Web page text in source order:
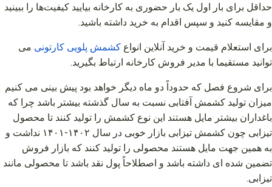
حداقل برای بار اول یک بار حضوری به کارخانه بیایید کیفیت‌ها را ببینید
و مقایسه کنید و سپس اقدام به خرید داشته باشید.
برای استعلام قیمت و خرید آنلاین انواع کشمش پلویی کارتونی می
توانید مستقیما با مدیر فروش کارخانه ارتباط بگیرید.
برای شروع فصل که حدوداً دو ماه دیگر خواهد بود پیش بینی می‌ کنیم
میزان تولید کشمش آفتابی نسبت به سال گذشته بیشتر باشد چرا که
باغداران بیشتر مایل هستند این نوع کشمش را تولید کنند تا محصول
تیزابی چون کشمش تیزابی بازار خوبی در سال ۱۴۰۲-۱۴۰۱ نداشت و
به همین جهت مایل هستند محصولی را تولید کنند که بازار فروش
تضمین شده‌ ای داشته باشد و اصطلاحاً پول نقد باشد تا محصولی مانند
تیزابی.